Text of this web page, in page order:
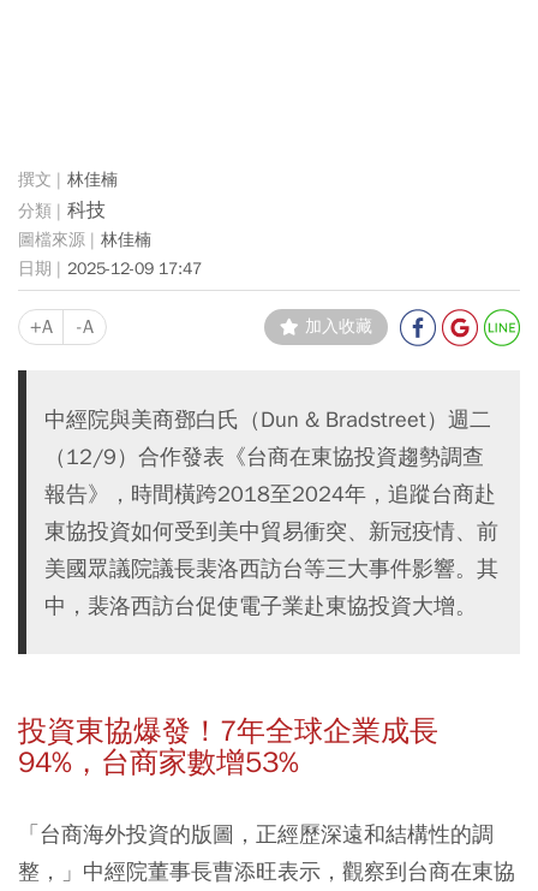
林佳楠
科技
林佳楠
2025-12-09 17:47
+A -A 加入收藏
中經院與美商鄧白氏（Dun & Bradstreet）週二
（12/9）合作發表《台商在東協投資趨勢調查
報告》，時間橫跨2018至2024年，追蹤台商赴
東協投資如何受到美中貿易衝突、新冠疫情、前
美國眾議院議長裴洛西訪台等三大事件影響。其
中，裴洛西訪台促使電子業赴東協投資大增。
投資東協爆發！7年全球企業成長
94%，台商家數增53%
「台商海外投資的版圖，正經歷深遠和結構性的調
整，」中經院董事長曹添旺表示，觀察到台商在東協